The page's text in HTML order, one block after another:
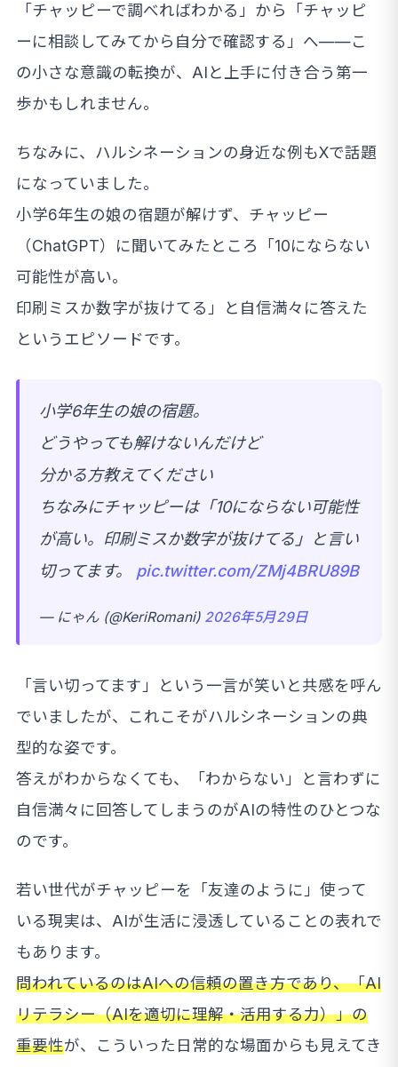
「チャッピーで調べればわかる」から「チャッピ
ーに相談してみてから自分で確認する」へ——こ
の小さな意識の転換が、AIと上手に付き合う第一
歩かもしれません。
ちなみに、ハルシネーションの身近な例もXで話題
になっていました。
小学6年生の娘の宿題が解けず、チャッピー
（ChatGPT）に聞いてみたところ「10にならない
可能性が高い。
印刷ミスか数字が抜けてる」と自信満々に答えた
というエピソードです。
小学6年生の娘の宿題。
どうやっても解けないんだけど
分かる方教えてください
ちなみにチャッピーは「10にならない可能性
が高い。印刷ミスか数字が抜けてる」と言い
切ってます。 pic.twitter.com/ZMj4BRU89B
— にゃん (@KeriRomani) 2026年5月29日
「言い切ってます」という一言が笑いと共感を呼ん
でいましたが、これこそがハルシネーションの典
型的な姿です。
答えがわからなくても、「わからない」と言わずに
自信満々に回答してしまうのがAIの特性のひとつな
のです。
若い世代がチャッピーを「友達のように」使って
いる現実は、AIが生活に浸透していることの表れで
もあります。
問われているのはAIへの信頼の置き方であり、「AI
リテラシー（AIを適切に理解・活用する力）」の
重要性が、こういった日常的な場面からも見えてき